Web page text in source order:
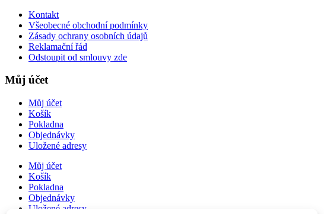
Kontakt
Všeobecné obchodní podmínky
Zásady ochrany osobních údajů
Reklamační řád
Odstoupit od smlouvy zde
Můj účet
Můj účet
Košík
Pokladna
Objednávky
Uložené adresy
Můj účet
Košík
Pokladna
Objednávky
Uložené adresy